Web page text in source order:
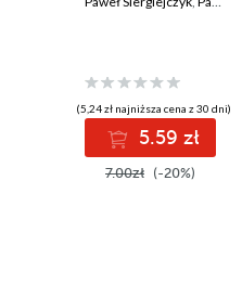
(5,24 zł najniższa cena z 30 dni)
5.59 zł
7.00zł (-20%)